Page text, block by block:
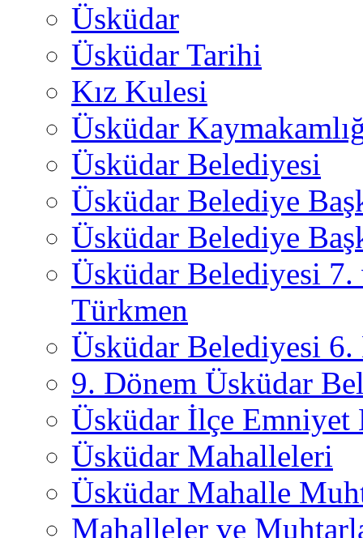
Üsküdar
Üsküdar Tarihi
Kız Kulesi
Üsküdar
Üsküdar Belediyesi
Üsküdar Belediye
Üsküdar Belediye
Üsküdar Belediyesi
Türkmen
Üsküdar Belediyesi 6.
9. Dönem Üsküdar
Üsküdar İlçe
Üsküdar Mahalleleri
Üsküdar Mahalle
Mahalleler ve